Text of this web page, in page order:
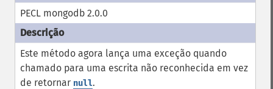
PECL mongodb 2.0.0
Este método agora lança uma exceção quando
chamado para uma escrita não reconhecida em vez
de retornar null.